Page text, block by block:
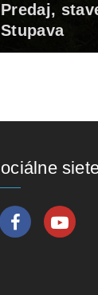
Predaj,
Stupava